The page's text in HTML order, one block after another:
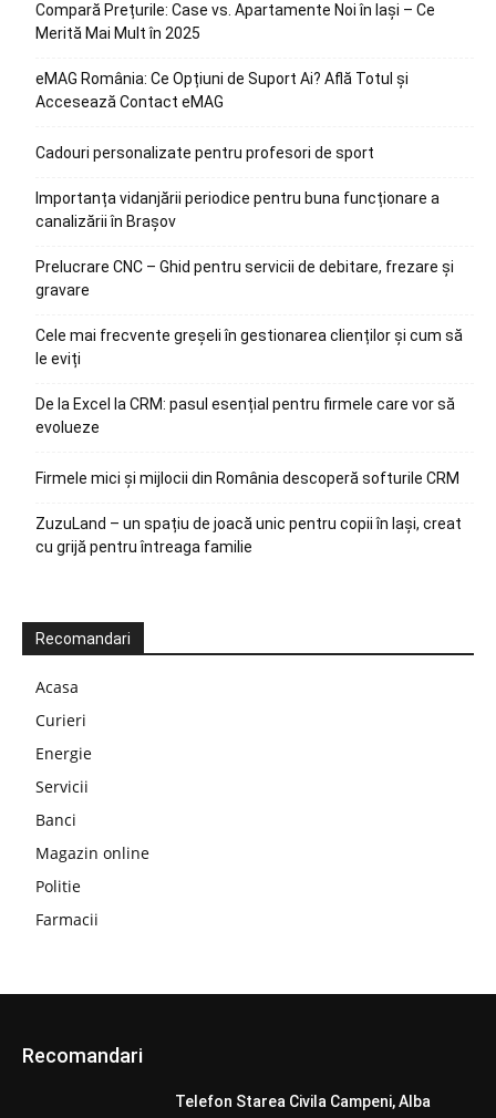
Compară Prețurile: Case vs. Apartamente Noi în Iași – Ce
Merită Mai Mult în 2025
eMAG România: Ce Opțiuni de Suport Ai? Află Totul și
Accesează Contact eMAG
Cadouri personalizate pentru profesori de sport
Importanța vidanjării periodice pentru buna funcționare a
canalizării în Brașov
Prelucrare CNC – Ghid pentru servicii de debitare, frezare și
gravare
Cele mai frecvente greșeli în gestionarea clienților și cum să
le eviți
De la Excel la CRM: pasul esențial pentru firmele care vor să
evolueze
Firmele mici și mijlocii din România descoperă softurile CRM
ZuzuLand – un spațiu de joacă unic pentru copii în Iași, creat
cu grijă pentru întreaga familie
Recomandari
Acasa
Curieri
Energie
Servicii
Banci
Magazin online
Politie
Farmacii
Recomandari
Telefon Starea Civila Campeni, Alba